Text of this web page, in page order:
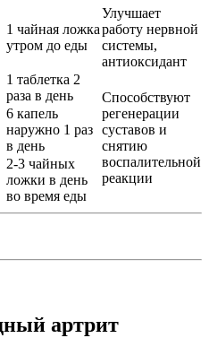
1 чайная ложка
утром до еды
Улучшает
работу нервной
системы,
антиоксидант
1 таблетка 2
раза в день
Способствуют
регенерации
суставов и
снятию
воспалительной
реакции
6 капель
наружно 1 раз
в день
2-3 чайных
ложки в день
во время еды
артрит